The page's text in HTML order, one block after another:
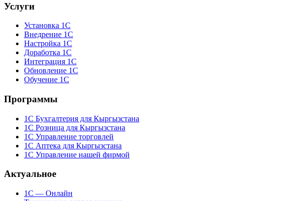
Услуги
Установка 1С
Внедрение 1С
Настройка 1С
Доработка 1С
Интеграция 1С
Обновление 1С
Обучение 1С
Программы
1С Бухгалтерия для Кыргызстана
1С Розница для Кыргызстана
1С Управление торговлей
1С Аптека для Кыргызстана
1С Управление нашей фирмой
Актуальное
1С — Онлайн